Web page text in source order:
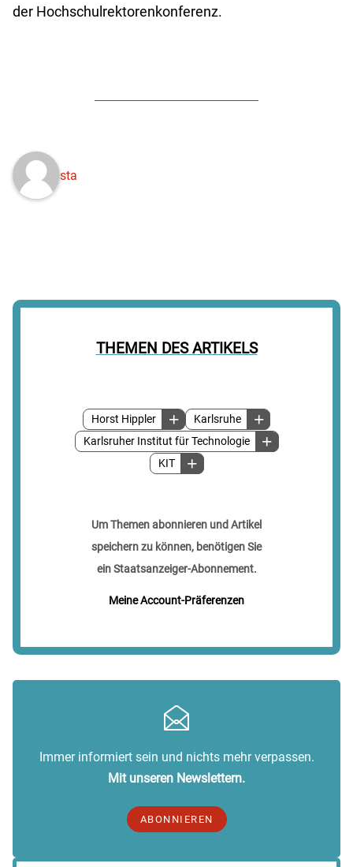
THEMEN DES ARTIKELS
Horst Hippler
Karlsruhe
Karlsruher Institut für Technologie
KIT
Um Themen abonnieren und Artikel
speichern zu können, benötigen Sie
ein Staatsanzeiger-Abonnement.
Meine Account-Präferenzen
der Hochschulrektorenkonferenz.
sta
Immer informiert sein und nichts mehr verpassen.
Mit unseren Newslettern.
ABONNIEREN